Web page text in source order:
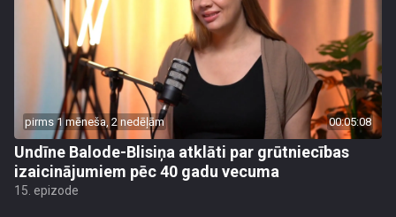
pirms 1 mēneša, 2 nedēļām 00:05:08
Undīne Balode-Blisiņa atklāti par grūtniecības
izaicinājumiem pēc 40 gadu vecuma
15. epizode